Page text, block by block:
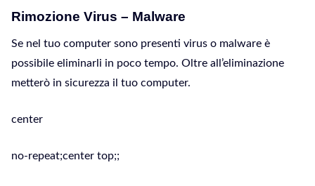
Rimozione Virus – Malware
Se nel tuo computer sono presenti virus o malware è
possibile eliminarli in poco tempo. Oltre all’eliminazione
metterò in sicurezza il tuo computer.
center
no-repeat;center top;;